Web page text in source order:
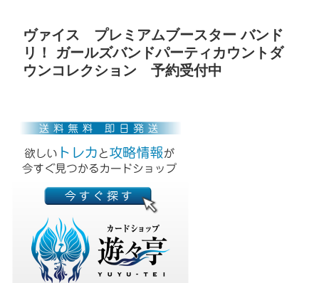
ヴァイス プレミアムブースター バンド
リ！ ガールズバンドパーティカウントダ
ウンコレクション 予約受付中